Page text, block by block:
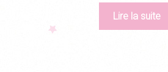
Lire la suite